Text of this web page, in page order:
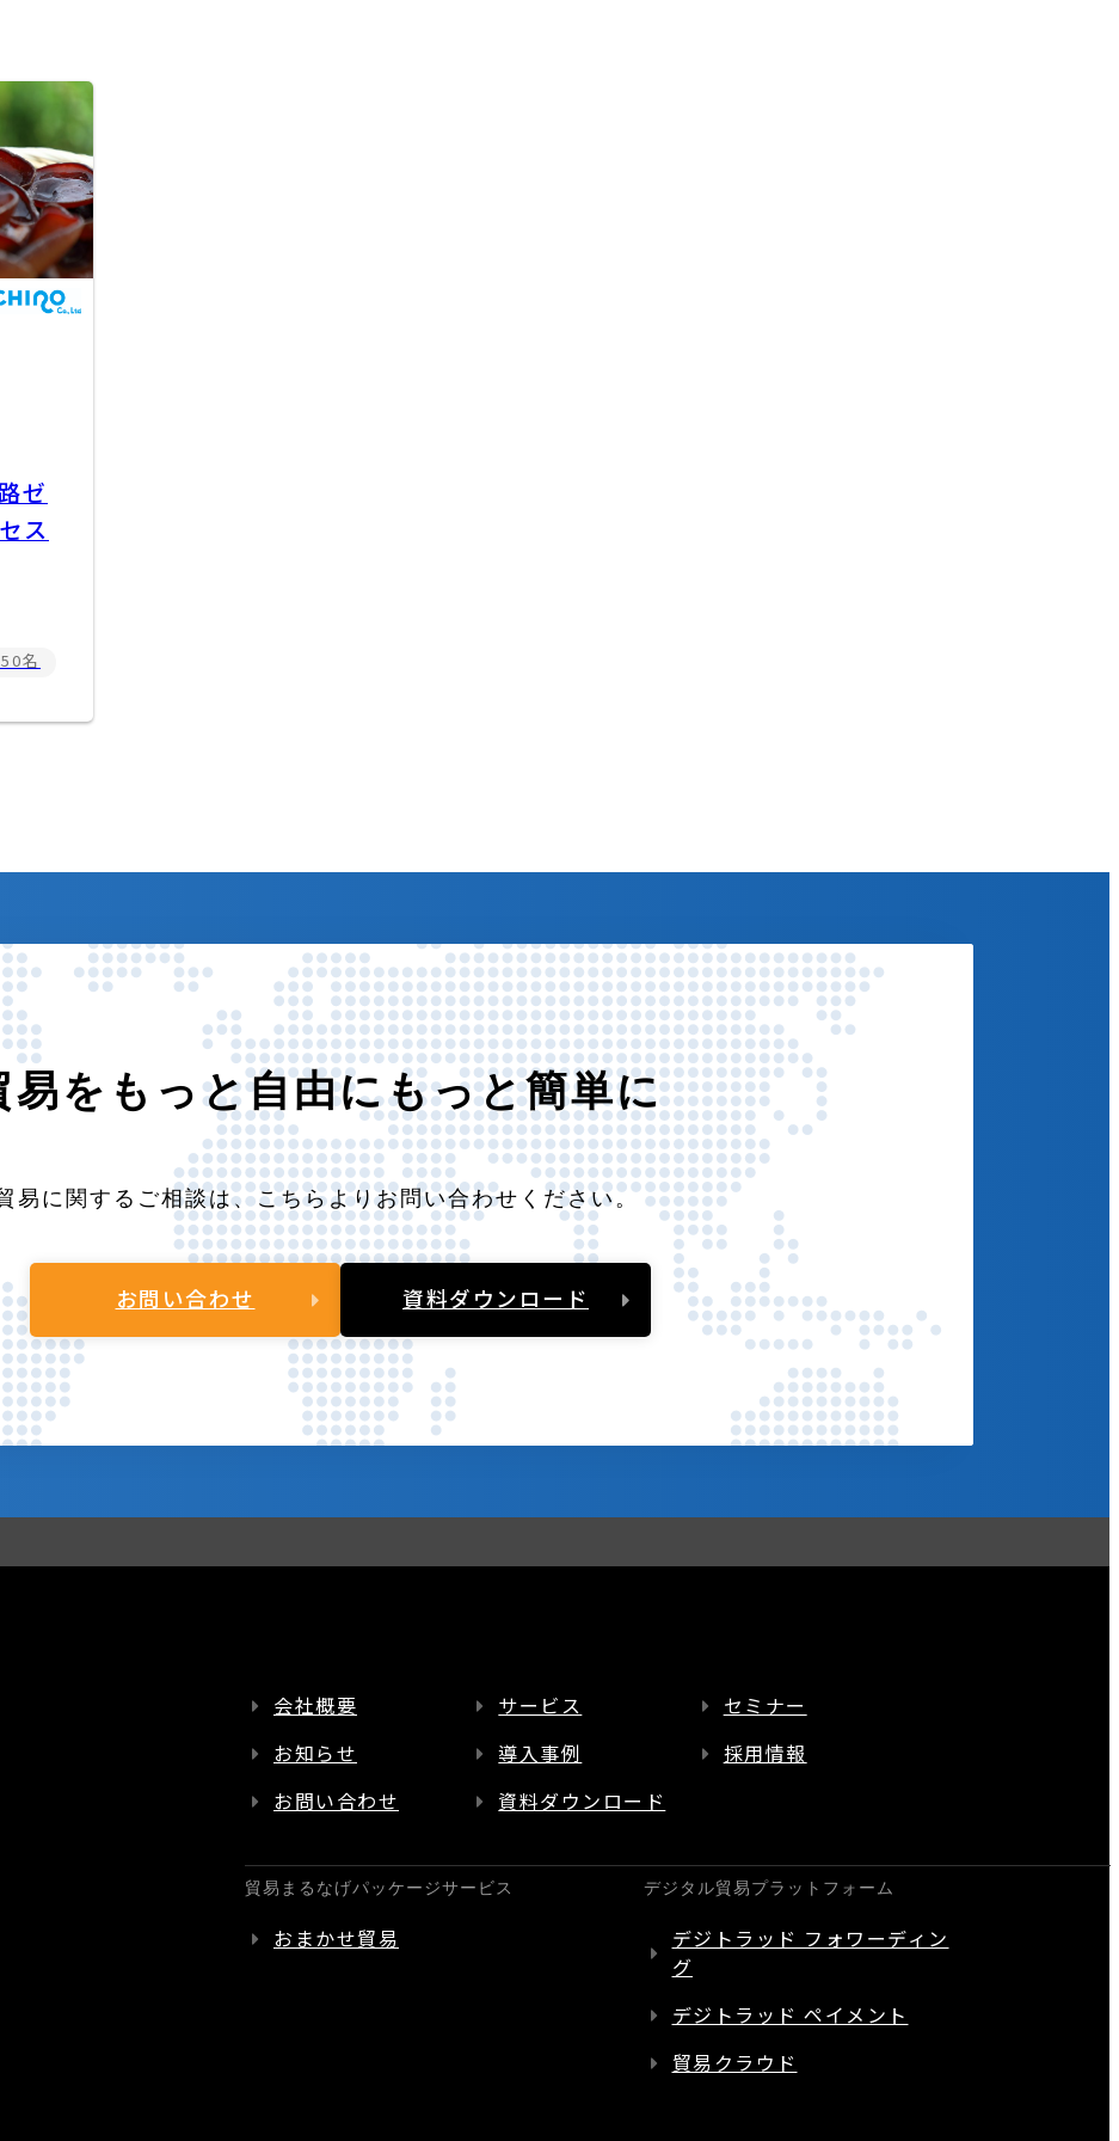
ゼ
ス
名
易をもっと自由にもっと簡単に
易に関するご相談は、こちらよりお問い合わせください。
お問い合わせ 資料ダウンロード
会社概要 サービス
セミナー
お知らせ
導入事例
採用情報
お問い合わせ
資料ダウンロード
貿易まるなげパッケージサービス
おまかせ貿易
デジタル貿易プラットフォーム
デジトラッド フォワーディン
グ
デジトラッド ペイメント
貿易クラウド